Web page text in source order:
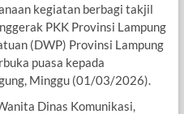
kegiatan berbagi takjil
PKK Provinsi Lampung
(DWP) Provinsi Lampung
puasa kepada
Minggu (01/03/2026).
Dinas Komunikasi,